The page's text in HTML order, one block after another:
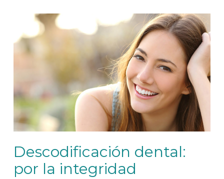
Descodificación dental:
por la integridad